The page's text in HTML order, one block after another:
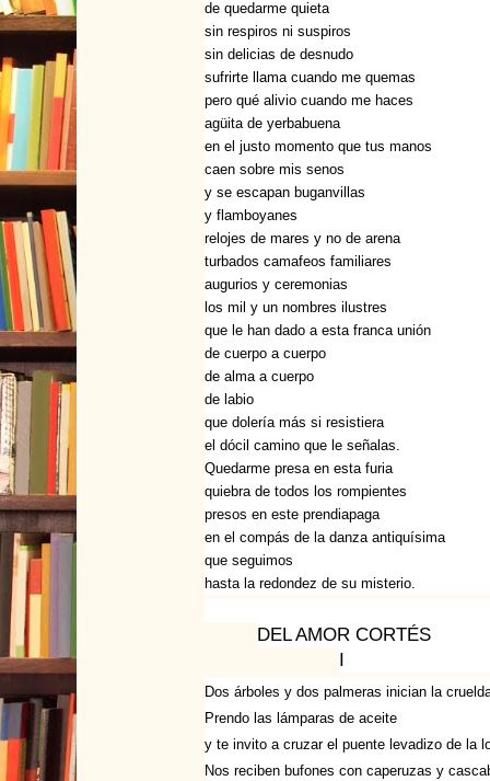
de quedarme quieta
sin respiros ni suspiros
sin delicias de desnudo
sufrirte llama cuando me quemas
pero qué alivio cuando me haces
agüita de yerbabuena
en el justo momento que tus manos
caen sobre mis senos
y se escapan buganvillas
y flamboyanes
relojes de mares y no de arena
turbados camafeos familiares
augurios y ceremonias
los mil y un nombres ilustres
que le han dado a esta franca unión
de cuerpo a cuerpo
de alma a cuerpo
de labio
que dolería más si resistiera
el dócil camino que le señalas.
Quedarme presa en esta furia
quiebra de todos los rompientes
presos en este prendiapaga
en el compás de la danza antiquísima
que seguimos
hasta la redondez de su misterio.
DEL AMOR CORTÉS
I
Dos árboles y dos palmeras inician la
Prendo las lámparas de aceite
y te invito a cruzar el puente levadizo de la
Nos reciben bufones con caperuzas y